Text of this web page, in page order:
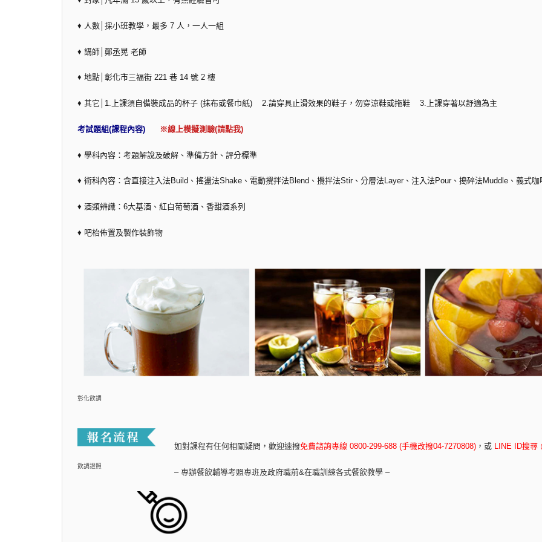
♦ 人數│採小班教學，最多 7 人，一人一組
♦ 講師│鄭丞晃 老師
♦ 地點│彰化市三福街 221 巷 14 號 2 樓
♦ 其它│1.上課須自備裝成品的杯子 (抹布或餐巾紙) 2.請穿具止滑效果的鞋子，勿穿涼鞋或拖鞋 3.上課穿著以舒適為主
考試題組(課程內容) ※線上模擬測驗(請點我)
♦ 學科內容：考題解說及破解、準備方針、評分標準
♦ 術科內容：含直接注入法Build、搖盪法Shake、電動攪拌法Blend、攪拌法Stir、分層法Layer、注入法Pour、搗碎法Muddle、義式
♦ 酒類辨識：6大基酒、紅白葡萄酒、香甜酒系列
♦ 吧枱佈置及製作裝飾物
彰化飲調
飲調證照
如對課程有任何相關疑問， 歡迎速撥免費諮詢專線 0800-299-688 (手機改撥04-7270808)， 或LINE ID搜尋
– 專辦餐飲輔導考照專班及政府職前&在職訓練各式餐飲教學 –